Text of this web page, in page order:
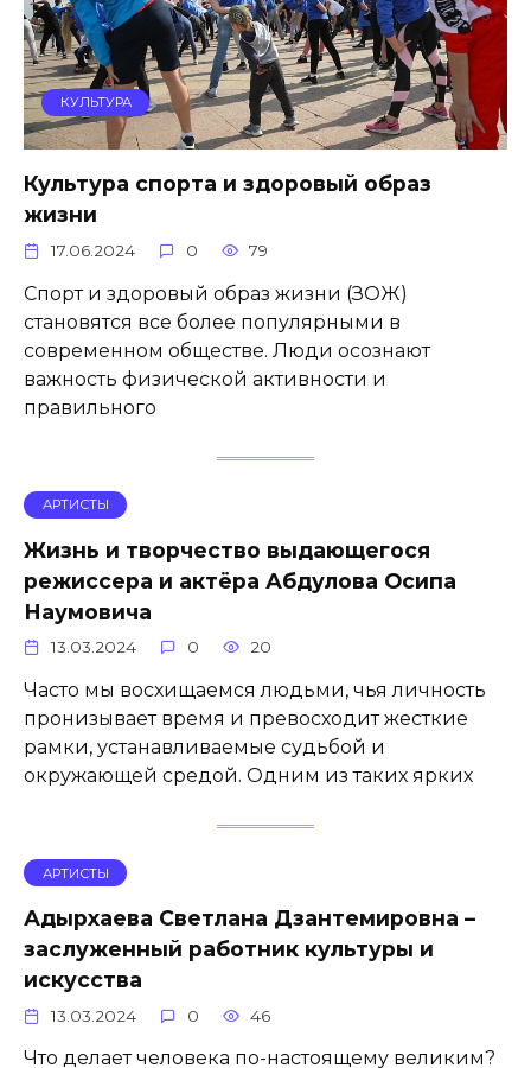
КУЛЬТУРА
Культура спорта и здоровый образ
жизни
17.06.2024 0 79
Спорт и здоровый образ жизни (ЗОЖ)
становятся все более популярными в
современном обществе. Люди осознают
важность физической активности и
правильного
АРТИСТЫ
Жизнь и творчество выдающегося
режиссера и актёра Абдулова Осипа
Наумовича
13.03.2024 0 20
Часто мы восхищаемся людьми, чья личность
пронизывает время и превосходит жесткие
рамки, устанавливаемые судьбой и
окружающей средой. Одним из таких ярких
АРТИСТЫ
Адырхаева Светлана Дзантемировна –
заслуженный работник культуры и
искусства
13.03.2024 0 46
Что делает человека по-настоящему великим?